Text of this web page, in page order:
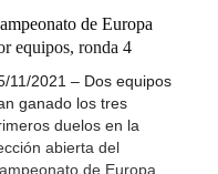
de Europa
equipos, ronda 4
11/2021 – Dos equipos
ganado los tres
duelos en la
abierta del
de Europa